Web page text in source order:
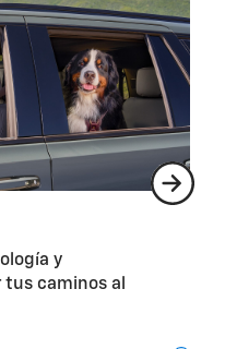
y
caminos al